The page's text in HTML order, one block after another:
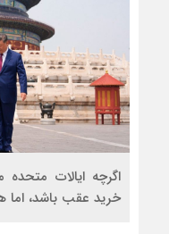
اگرچه ایالات
خرید عقب‌ باشد،